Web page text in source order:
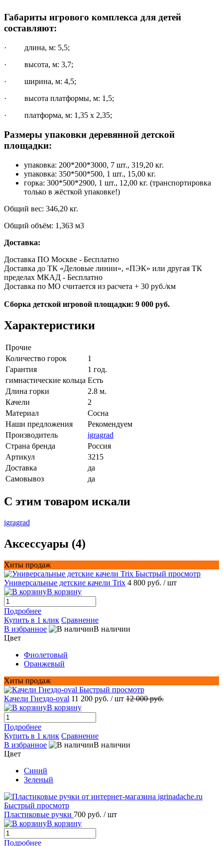
Габариты игрового комплекса для детей
составляют:
· длина, м: 5,5;
· высота, м: 3,7;
· ширина, м: 4,5;
· высота платформы, м: 1,5;
· платформа, м: 1,35 х 2,35;
Размеры упаковки деревянной детской
площадки:
упаковка: 200*200*3000, 7 шт., 319,20 кг.
упаковка: 350*500*500, 1 шт., 15,00 кг.
горка: 300*500*2900, 1 шт., 12,00 кг. (транспортировка
только в жёсткой упаковке!)
Общий вес: 346,20 кг.
Общий объём: 1,363 м3
Доставка:
Доставка ПО Москве - Бесплатно
Доставка до ТК «Деловые линии», «ПЭК» или другая ТК
пределах МКАД - Бесплатно
Доставка по МО считается из расчета + 30 руб./км
Сборка детской игровой площадки: 9 000 руб.
Характеристики
Прочие
Количество горок
1
Гарантия
1 год.
гимнастические кольца Есть
Длина горки
2.8 м.
Качели
2
Материал
Сосна
Наши предложения
Рекомендуем
Производитель
igragrad
Страна бренда
Россия
Артикул
3215
Доставка
да
Самовывоз
да
C этим товаром искали
igragrad
Аксессуары (4)
Хиты продаж
Быстрый просмотр
Универсальные детские качели Trix 4 800 руб. / шт
В корзину
Подробнее
Купить в 1 клик Сравнение
В избранное
В наличии
Цвет
Фиолетовый
Оранжевый
Хиты продаж
Быстрый просмотр
Качели Гнездо-oval 11 200 руб. / шт 12 000 руб.
В корзину
Подробнее
Купить в 1 клик Сравнение
В избранное
В наличии
Цвет
Синий
Зеленый
Быстрый просмотр
Пластиковые ручки 700 руб. / шт
В корзину
Подробнее